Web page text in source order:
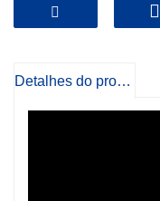
Detalhes do produto